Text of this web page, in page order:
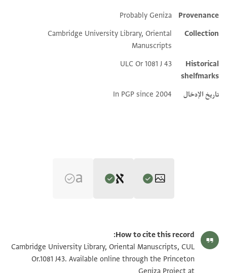
Additional metadata
Provenance
Probably Geniza
Collection
Cambridge University Library, Oriental
Manuscripts
Historical
shelfmarks
ULC Or 1081 J 43
تاريخ الإدخال In PGP since 2004
S. D. Goitein's unpublished edition (1950–85).
בה
אלשיך דאווד יעלם אנני עתבאן עליה
CUL Or.1081 J43 1v
How to cite this record:
Cambridge University Library, Oriental Manuscripts, CUL
Or.1081 J43. Available online through the Princeton